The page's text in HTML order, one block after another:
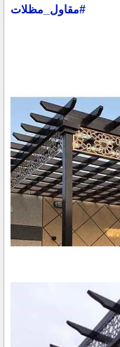
#مقاول_مظلات